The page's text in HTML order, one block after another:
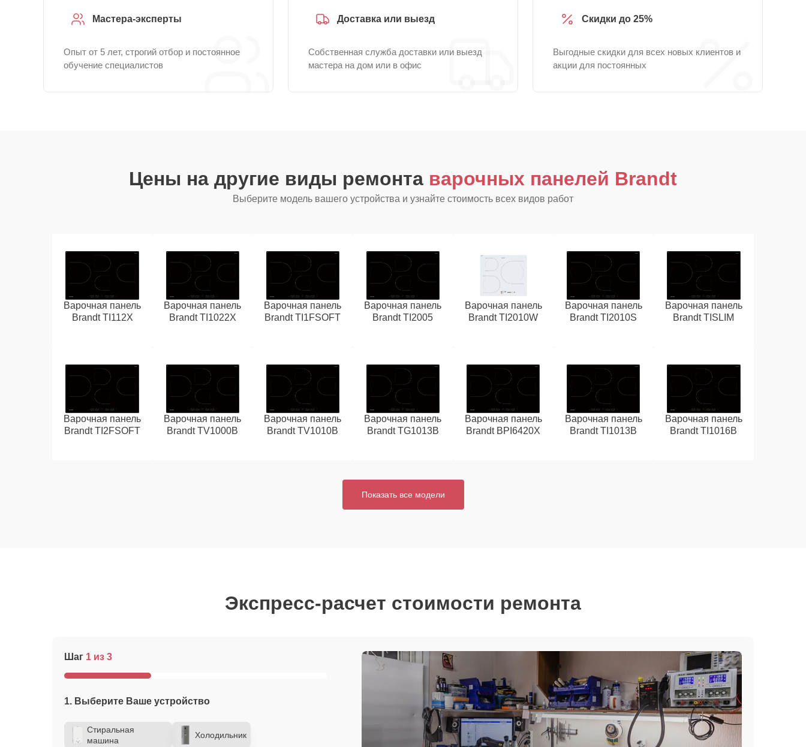
Мастера-эксперты
Опыт от 5 лет, строгий отбор и постоянное
обучение специалистов
Доставка или выезд
Собственная служба доставки или выезд
мастера на дом или в офис
Скидки до 25%
Выгодные скидки для всех новых клиентов и
акции для постоянных
Цены на другие виды ремонта варочных панелей Brandt
Выберите модель вашего устройства и узнайте стоимость всех видов работ
Варочная панель
Brandt TI112X
Варочная панель
Brandt TI1022X
Варочная панель
Brandt TI1FSOFT
Варочная панель
Brandt TI2005
Варочная панель
Brandt TI2010W
Варочная панель
Brandt TI2010S
Варочная панель
Brandt TISLIM
Варочная панель
Brandt TI2FSOFT
Варочная панель
Brandt TV1000B
Варочная панель
Brandt TV1010B
Варочная панель
Brandt TG1013B
Варочная панель
Brandt BPI6420X
Варочная панель
Brandt TI1013B
Варочная панель
Brandt TI1016B
Показать все модели
Экспресс-расчет стоимости ремонта
Шаг 1 из 3
1. Выберите Ваше устройство
Стиральная
машина
Холодильник